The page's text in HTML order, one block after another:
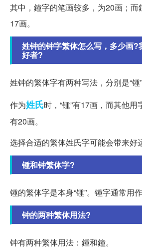
其中，鐘字的笔画较多，为20画；而
17画。
姓钟的钟字繁体怎么写，多少画?
好者?
姓钟的繁体字有两种写法，分别是“锺”
作为姓氏时，“锺”有17画，而其他用
有20画。
选择合适的繁体姓氏字可能会带来好
锺和钟繁体字?
锺的繁体字是本身“锺”。锺字通常用作
钟的两种繁体用法?
钟有两种繁体用法：鍾和鐘。